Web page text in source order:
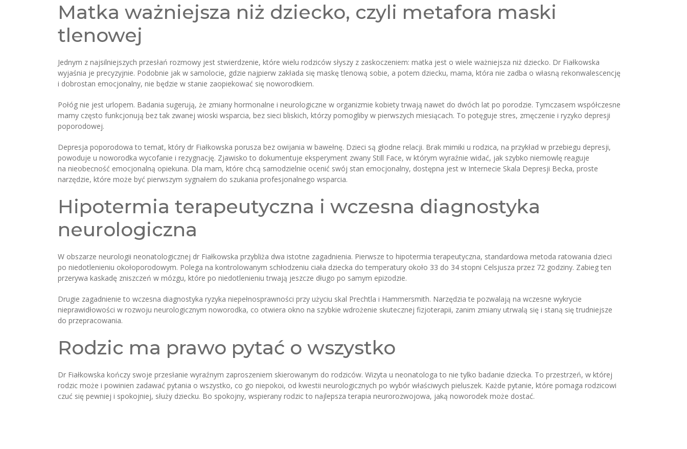
Matka ważniejsza niż dziecko, czyli metafora maski
tlenowej
Jednym z najsilniejszych przesłań rozmowy jest stwierdzenie, które wielu rodziców słyszy z zaskoczeniem: matka jest o wiele ważniejsza niż dziecko. Dr Fiałkowska
wyjaśnia je precyzyjnie. Podobnie jak w samolocie, gdzie najpierw zakłada się maskę tlenową sobie, a potem dziecku, mama, która nie zadba o własną rekonwalescencję
i dobrostan emocjonalny, nie będzie w stanie zaopiekować się noworodkiem.
Połóg nie jest urlopem. Badania sugerują, że zmiany hormonalne i neurologiczne w organizmie kobiety trwają nawet do dwóch lat po porodzie. Tymczasem współczesne
mamy często funkcjonują bez tak zwanej wioski wsparcia, bez sieci bliskich, którzy pomogliby w pierwszych miesiącach. To potęguje stres, zmęczenie i ryzyko depresji
poporodowej.
Depresja poporodowa to temat, który dr Fiałkowska porusza bez owijania w bawełnę. Dzieci są głodne relacji. Brak mimiki u rodzica, na przykład w przebiegu depresji,
powoduje u noworodka wycofanie i rezygnację. Zjawisko to dokumentuje eksperyment zwany Still Face, w którym wyraźnie widać, jak szybko niemowlę reaguje
na nieobecność emocjonalną opiekuna. Dla mam, które chcą samodzielnie ocenić swój stan emocjonalny, dostępna jest w Internecie Skala Depresji Becka, proste
narzędzie, które może być pierwszym sygnałem do szukania profesjonalnego wsparcia.
Hipotermia terapeutyczna i wczesna diagnostyka
neurologiczna
W obszarze neurologii neonatologicznej dr Fiałkowska przybliża dwa istotne zagadnienia. Pierwsze to hipotermia terapeutyczna, standardowa metoda ratowania dzieci
po niedotlenieniu okołoporodowym. Polega na kontrolowanym schłodzeniu ciała dziecka do temperatury około 33 do 34 stopni Celsjusza przez 72 godziny. Zabieg ten
przerywa kaskadę zniszczeń w mózgu, które po niedotlenieniu trwają jeszcze długo po samym epizodzie.
Drugie zagadnienie to wczesna diagnostyka ryzyka niepełnosprawności przy użyciu skal Prechtla i Hammersmith. Narzędzia te pozwalają na wczesne wykrycie
nieprawidłowości w rozwoju neurologicznym noworodka, co otwiera okno na szybkie wdrożenie skutecznej fizjoterapii, zanim zmiany utrwalą się i staną się trudniejsze
do przepracowania.
Rodzic ma prawo pytać o wszystko
Dr Fiałkowska kończy swoje przesłanie wyraźnym zaproszeniem skierowanym do rodziców. Wizyta u neonatologa to nie tylko badanie dziecka. To przestrzeń, w której
rodzic może i powinien zadawać pytania o wszystko, co go niepokoi, od kwestii neurologicznych po wybór właściwych pieluszek. Każde pytanie, które pomaga rodzicowi
czuć się pewniej i spokojniej, służy dziecku. Bo spokojny, wspierany rodzic to najlepsza terapia neurorozwojowa, jaką noworodek może dostać.